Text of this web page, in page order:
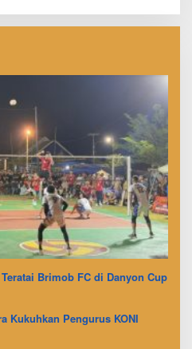
Brimob FC di Danyon Cup
Kukuhkan Pengurus KONI